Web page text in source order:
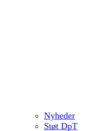
Nyheder
Støt DpT